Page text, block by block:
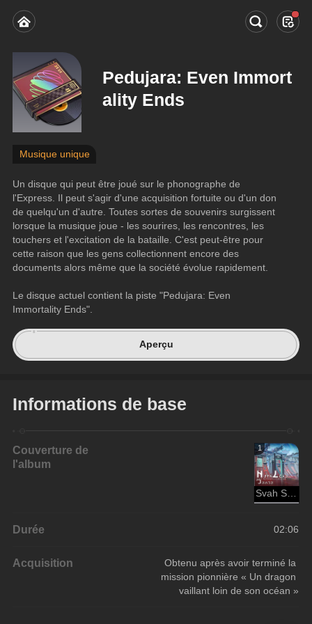
Pedujara: Even Immort
ality Ends
Musique unique
Un disque qui peut être joué sur le phonographe de
l'Express. Il peut s'agir d'une acquisition fortuite ou d'un don
de quelqu'un d'autre. Toutes sortes de souvenirs surgissent
lorsque la musique joue - les sourires, les rencontres, les
touchers et l'excitation de la bataille. C'est peut-être pour
cette raison que les gens collectionnent encore des
documents alors même que la société évolue rapidement.
Le disque actuel contient la piste "Pedujara: Even
Immortality Ends".
Aperçu
Informations de base
Couverture de
l'album
1
Svah Sanishyu
Durée 02:06
Acquisition
Obtenu après avoir terminé la
mission pionnière « Un dragon
vaillant loin de son océan »